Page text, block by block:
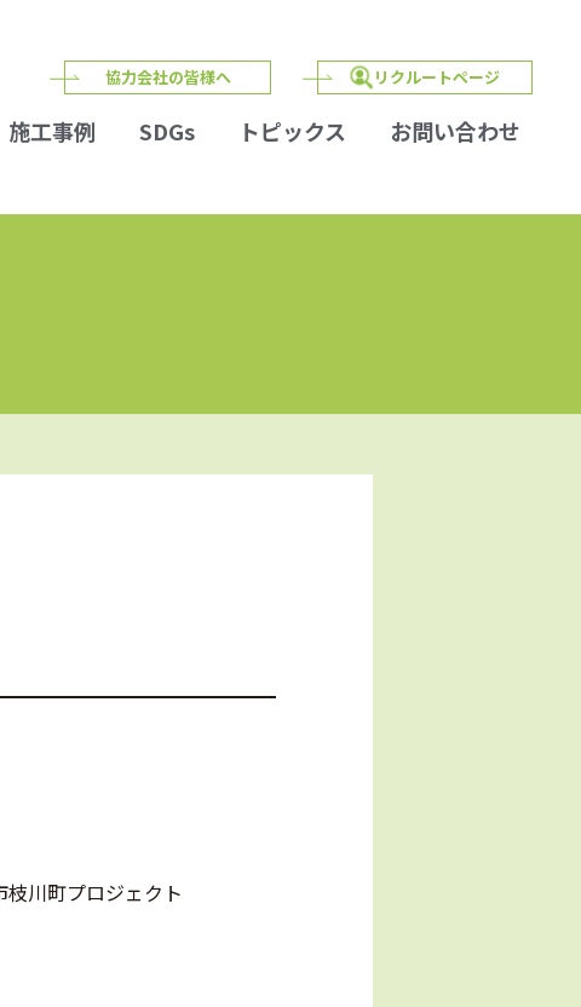
施工事例 SDGs トピックス お問い合わせ
リクルートページ
協力会社の皆様へ
川町プロジェクト